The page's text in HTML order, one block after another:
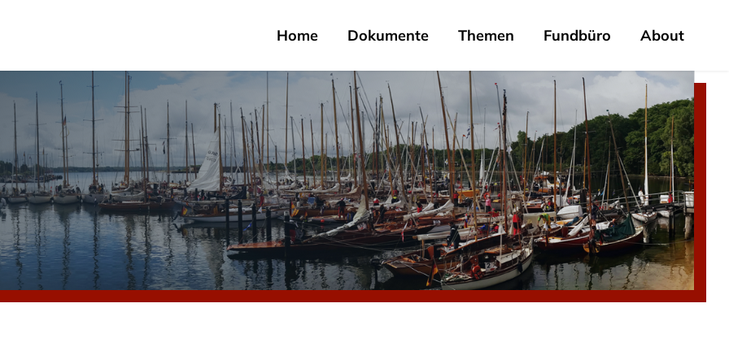
Home Dokumente Themen Fundbüro About